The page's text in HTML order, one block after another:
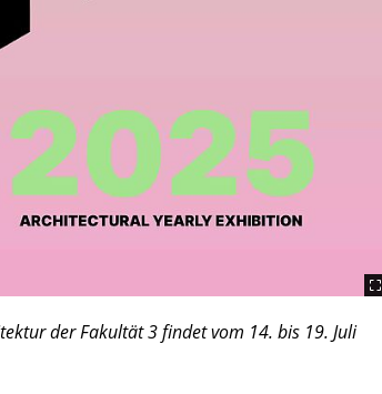
der Fakultät 3 findet vom 14. bis 19. Juli